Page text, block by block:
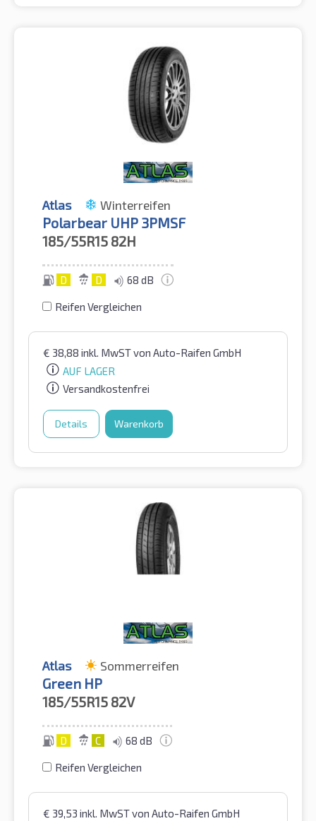
Atlas Winterreifen
Polarbear UHP 3PMSF
185/55R15 82H
D D 68 dB
Reifen Vergleichen
€ 38,88 inkl. MwSTvon Auto-Raifen GmbH
AUF LAGER
Versandkostenfrei
Details Warenkorb
Atlas Sommerreifen
Green HP
185/55R15 82V
D C 68 dB
Reifen Vergleichen
€ 39,53 inkl. MwSTvon Auto-Raifen GmbH